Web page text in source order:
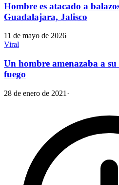
Hombre es atacado a
Guadalajara, Jalisco
11 de mayo de 2026
Viral
Un hombre amenazaba a
fuego
28 de enero de 2021 ·